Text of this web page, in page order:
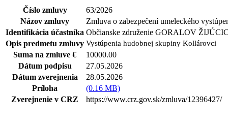
Číslo zmluvy
63/2026
Názov zmluvy
Zmluva o zabezpečení umeleckého
Identifikácia účastníka Občianske združenie GORALOV
Opis predmetu zmluvy Vystúpenia hudobnej skupiny Kollárovci
Suma na zmluve €
10000.00
Dátum podpisu
27.05.2026
Dátum zverejnenia
28.05.2026
Príloha
(0.16 MB)
Zverejnenie v CRZ
https://www.crz.gov.sk/zmluva/12396427/